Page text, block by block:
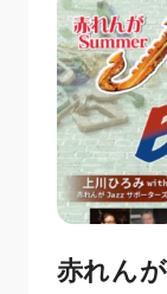
赤れん